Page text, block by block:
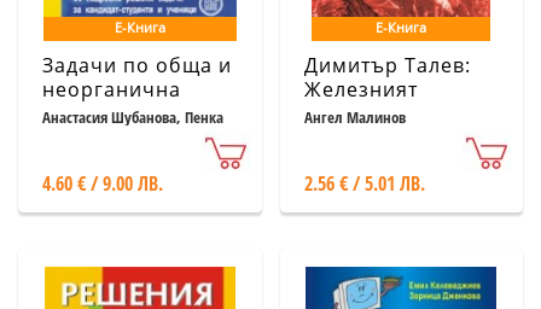
Е-Книга
Задачи по обща и
неорганична
химия
Анастасия Шубанова, Пенка
Василева, Татяна Апостолова
4.60 € / 9.00 ЛВ.
Е-Книга
Димитър Талев:
Железният
светилник
Ангел Малинов
2.56 € / 5.01 ЛВ.